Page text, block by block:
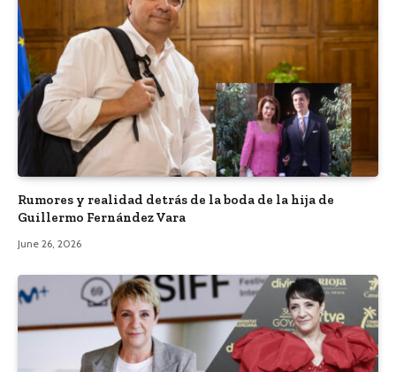
Rumores y realidad detrás de la boda de la hija de
Guillermo Fernández Vara
June 26, 2026